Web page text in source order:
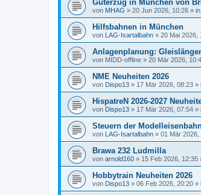
Güterzug in München von
von MHAG » 20 Jun 2026, 10:26 » in
Hilfsbahnen in München
von LAG-Isartalbahn » 20 Mai 2026,
Anlagenplanung:
von MIDD-offline » 20 Mär 2026,
NME Neuheiten 2026
von Dispo13 » 17 Mär 2026, 08:23 »
HispatreN 2026-2027
von Dispo13 » 17 Mär 2026, 07:54 »
Steuern der
von LAG-Isartalbahn » 01 Mär 2026,
Brawa 232 Ludmilla
von arnold160 » 15 Feb 2026, 12:35
Hobbytrain Neuheiten 2026
von Dispo13 » 06 Feb 2026, 20:20 »